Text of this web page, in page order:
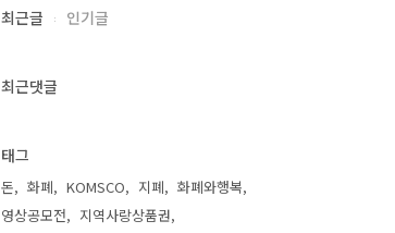
최근글 인기글
최근댓글
태그
돈 화폐 KOMSCO 지폐
화폐와행복
영상공모전
지역사랑상품권